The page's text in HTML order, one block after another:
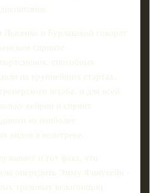
и Бурлаковой говорят
спринте
способных
на крупнейших стартах.
штаба, и для всей
кейрин и спринт
из наиболее
видов в велотреке.
и тот факт, что
опередить Эмму Финукейн -
трековых велогонщиц